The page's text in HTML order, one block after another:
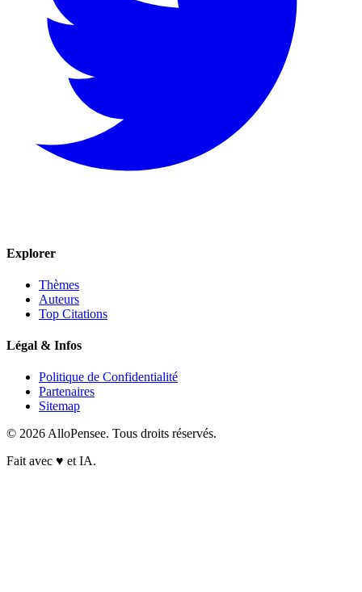
Explorer
Thèmes
Auteurs
Top Citations
Légal & Infos
Politique de Confidentialité
Partenaires
Sitemap
© 2026 AlloPensee. Tous droits réservés.
Fait avec ♥ et IA.